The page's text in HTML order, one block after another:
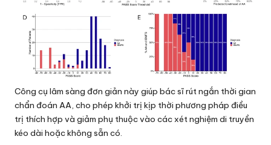
Công cụ lâm sàng đơn giản này giúp bác sĩ rút ngắn thời gian
chẩn đoán AA, cho phép khởi trị kịp thời phương pháp điều
trị thích hợp và giảm phụ thuộc vào các xét nghiệm di truyền
kéo dài hoặc không sẵn có.